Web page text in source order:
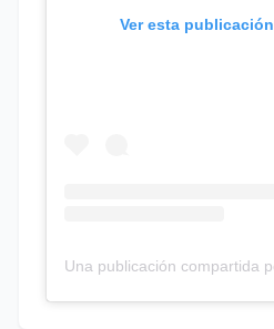
Ver esta